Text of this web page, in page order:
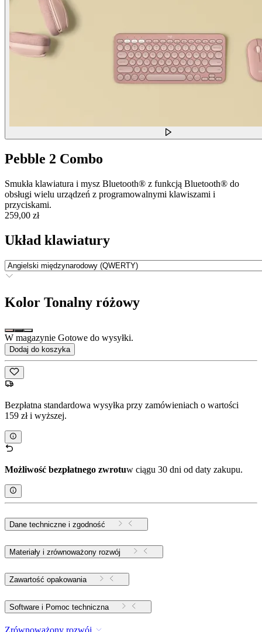
Pebble 2 Combo
Smukła klawiatura i mysz Bluetooth® z funkcją Bluetooth® do
obsługi wielu urządzeń z programowalnymi klawiszami i
przyciskami.
259,00 zł
Układ klawiatury
Kolor Tonalny różowy
W magazynie Gotowe do wysyłki.
Dodaj do koszyka
Bezpłatna standardowa wysyłka przy zamówieniach o wartości
159 zł i wyższej.
Możliwość bezpłatnego zwrotuw ciągu 30 dni od daty zakupu.
Dane techniczne i zgodność
Materiały i zrównoważony rozwój
Zawartość opakowania
Software i Pomoc techniczna